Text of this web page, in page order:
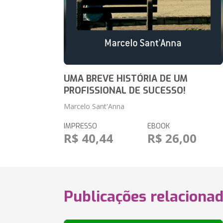
UMA BREVE HISTÓRIA DE UM
PROFISSIONAL DE SUCESSO!
Marcelo Sant'Anna
IMPRESSO
R$ 40,44
EBOOK
R$ 26,00
Publicações